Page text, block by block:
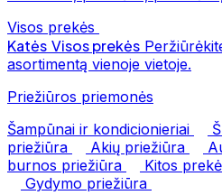
Visos prekės
Katės Visos prekės
asortimentą vienoje vietoje.
Priežiūros priemonės
Šampūnai ir kondicionieriai
priežiūra
Akių priežiūra
burnos priežiūra
Kitos
Gydymo priežiūra